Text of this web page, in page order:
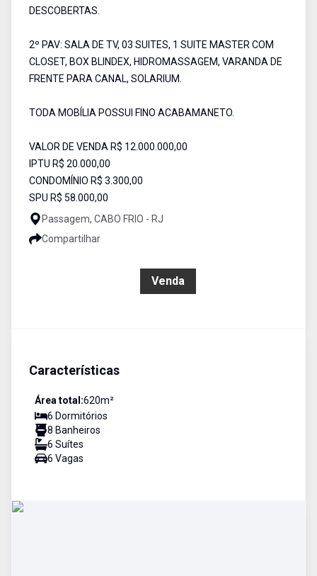
DESCOBERTAS.
2º PAV: SALA DE TV, 03 SUITES, 1 SUITE MASTER COM
CLOSET, BOX BLINDEX, HIDROMASSAGEM, VARANDA DE
FRENTE PARA CANAL, SOLARIUM.
TODA MOBÍLIA POSSUI FINO ACABAMANETO.
VALOR DE VENDA R$ 12.000.000,00
IPTU R$ 20.000,00
CONDOMÍNIO R$ 3.300,00
SPU R$ 58.000,00
Passagem, CABO FRIO - RJ
Compartilhar
Venda
Características
Área total:620m²
6 Dormitórios
8 Banheiros
6 Suítes
6 Vagas